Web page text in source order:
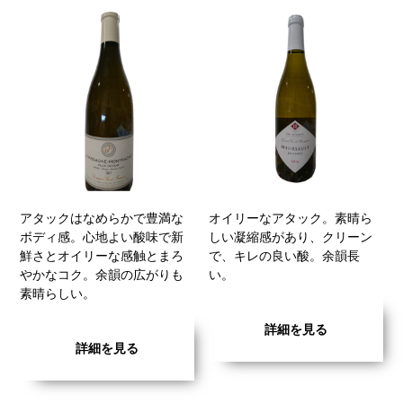
アタックはなめらかで豊満な
ボディ感。心地よい酸味で新
鮮さとオイリーな感触とまろ
やかなコク。余韻の広がりも
素晴らしい。
詳細を見る
オイリーなアタック。素晴ら
しい凝縮感があり、クリーン
で、キレの良い酸。余韻長
い。
詳細を見る